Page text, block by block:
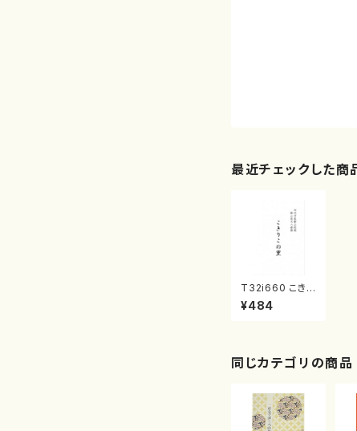
最近チェックした商
T32i660 こきり
この里（のむら
せいほう/楽譜）
¥484
同じカテゴリの商品